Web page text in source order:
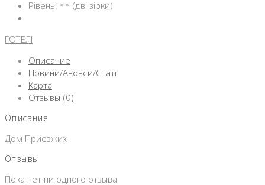
Рівень: ** (дві зірки)
ГОТЕЛІ
Описание
Новини/Анонси/Статі
Карта
Отзывы (0)
Описание
Дом Приезжих
Отзывы
Пока нет ни одного отзыва.